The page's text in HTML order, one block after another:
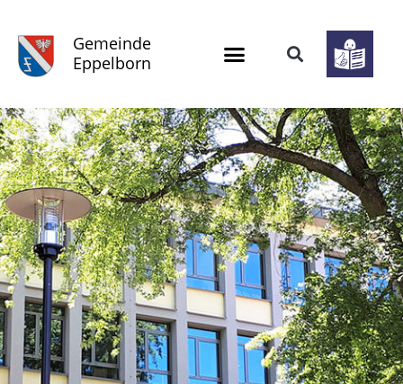
Gemeinde
Eppelborn